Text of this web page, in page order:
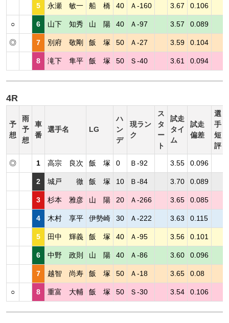
5 永瀬 敏一 船 橋 40 Ａ-160 3.67 0.106
○ 6 山下 知秀 山 陽 40 Ａ-97 3.57 0.089
◎ 7 別府 敬剛 飯 塚 50 Ａ-27 3.59 0.104
8 滝下 隼平 飯 塚 50 Ｓ-40 3.61 0.094
4R
予
想
雨
予
想
車
番
選手名 LG
ハ
ン
デ
現ラン
ク
ス
タ
ー
ト
試走
タイ
ム
試走
偏差
選
手
短
評
◎ 1 高宗 良次 飯 塚 0 Ｂ-92 3.55 0.096
2 城戸 徹 飯 塚 10 Ｂ-84 3.70 0.089
3 杉本 雅彦 山 陽 20 Ａ-266 3.65 0.085
4 木村 享平 伊勢崎 30 Ａ-222 3.63 0.115
5 田中 輝義 飯 塚 40 Ａ-95 3.56 0.101
6 中野 政則 山 陽 40 Ａ-86 3.60 0.096
7 越智 尚寿 飯 塚 50 Ａ-18 3.65 0.08
○ 8 重富 大輔 飯 塚 50 Ｓ-30 3.54 0.106